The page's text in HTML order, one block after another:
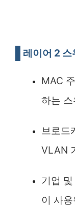
레이어 2
MAC
하는
브로드
VLAN
기업
이 사용